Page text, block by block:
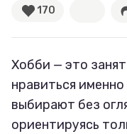
Ваши истории
Соцсети
170
Хобби — это
нравиться
выбирают без
ориентируясь